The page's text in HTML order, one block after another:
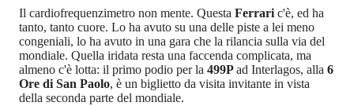
Il cardiofrequenzimetro non mente. Questa Ferrari c'è, ed ha
tanto, tanto cuore. Lo ha avuto su una delle piste a lei meno
congeniali, lo ha avuto in una gara che la rilancia sulla via del
mondiale. Quella iridata resta una faccenda complicata, ma
almeno c'è lotta: il primo podio per la 499Pad Interlagos, alla 6
Ore di San Paolo, è un biglietto da visita invitante in vista
della seconda parte del mondiale.